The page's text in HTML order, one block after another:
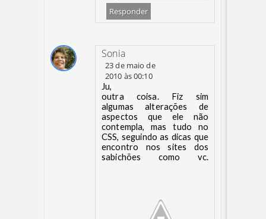
Responder
Sonia
23 de maio de
2010 às 00:10
Ju,
outra coisa. Fiz sim
algumas alterações de
aspectos que ele não
contempla, mas tudo no
CSS, seguindo as dicas que
encontro nos sites dos
sabichões como vc.